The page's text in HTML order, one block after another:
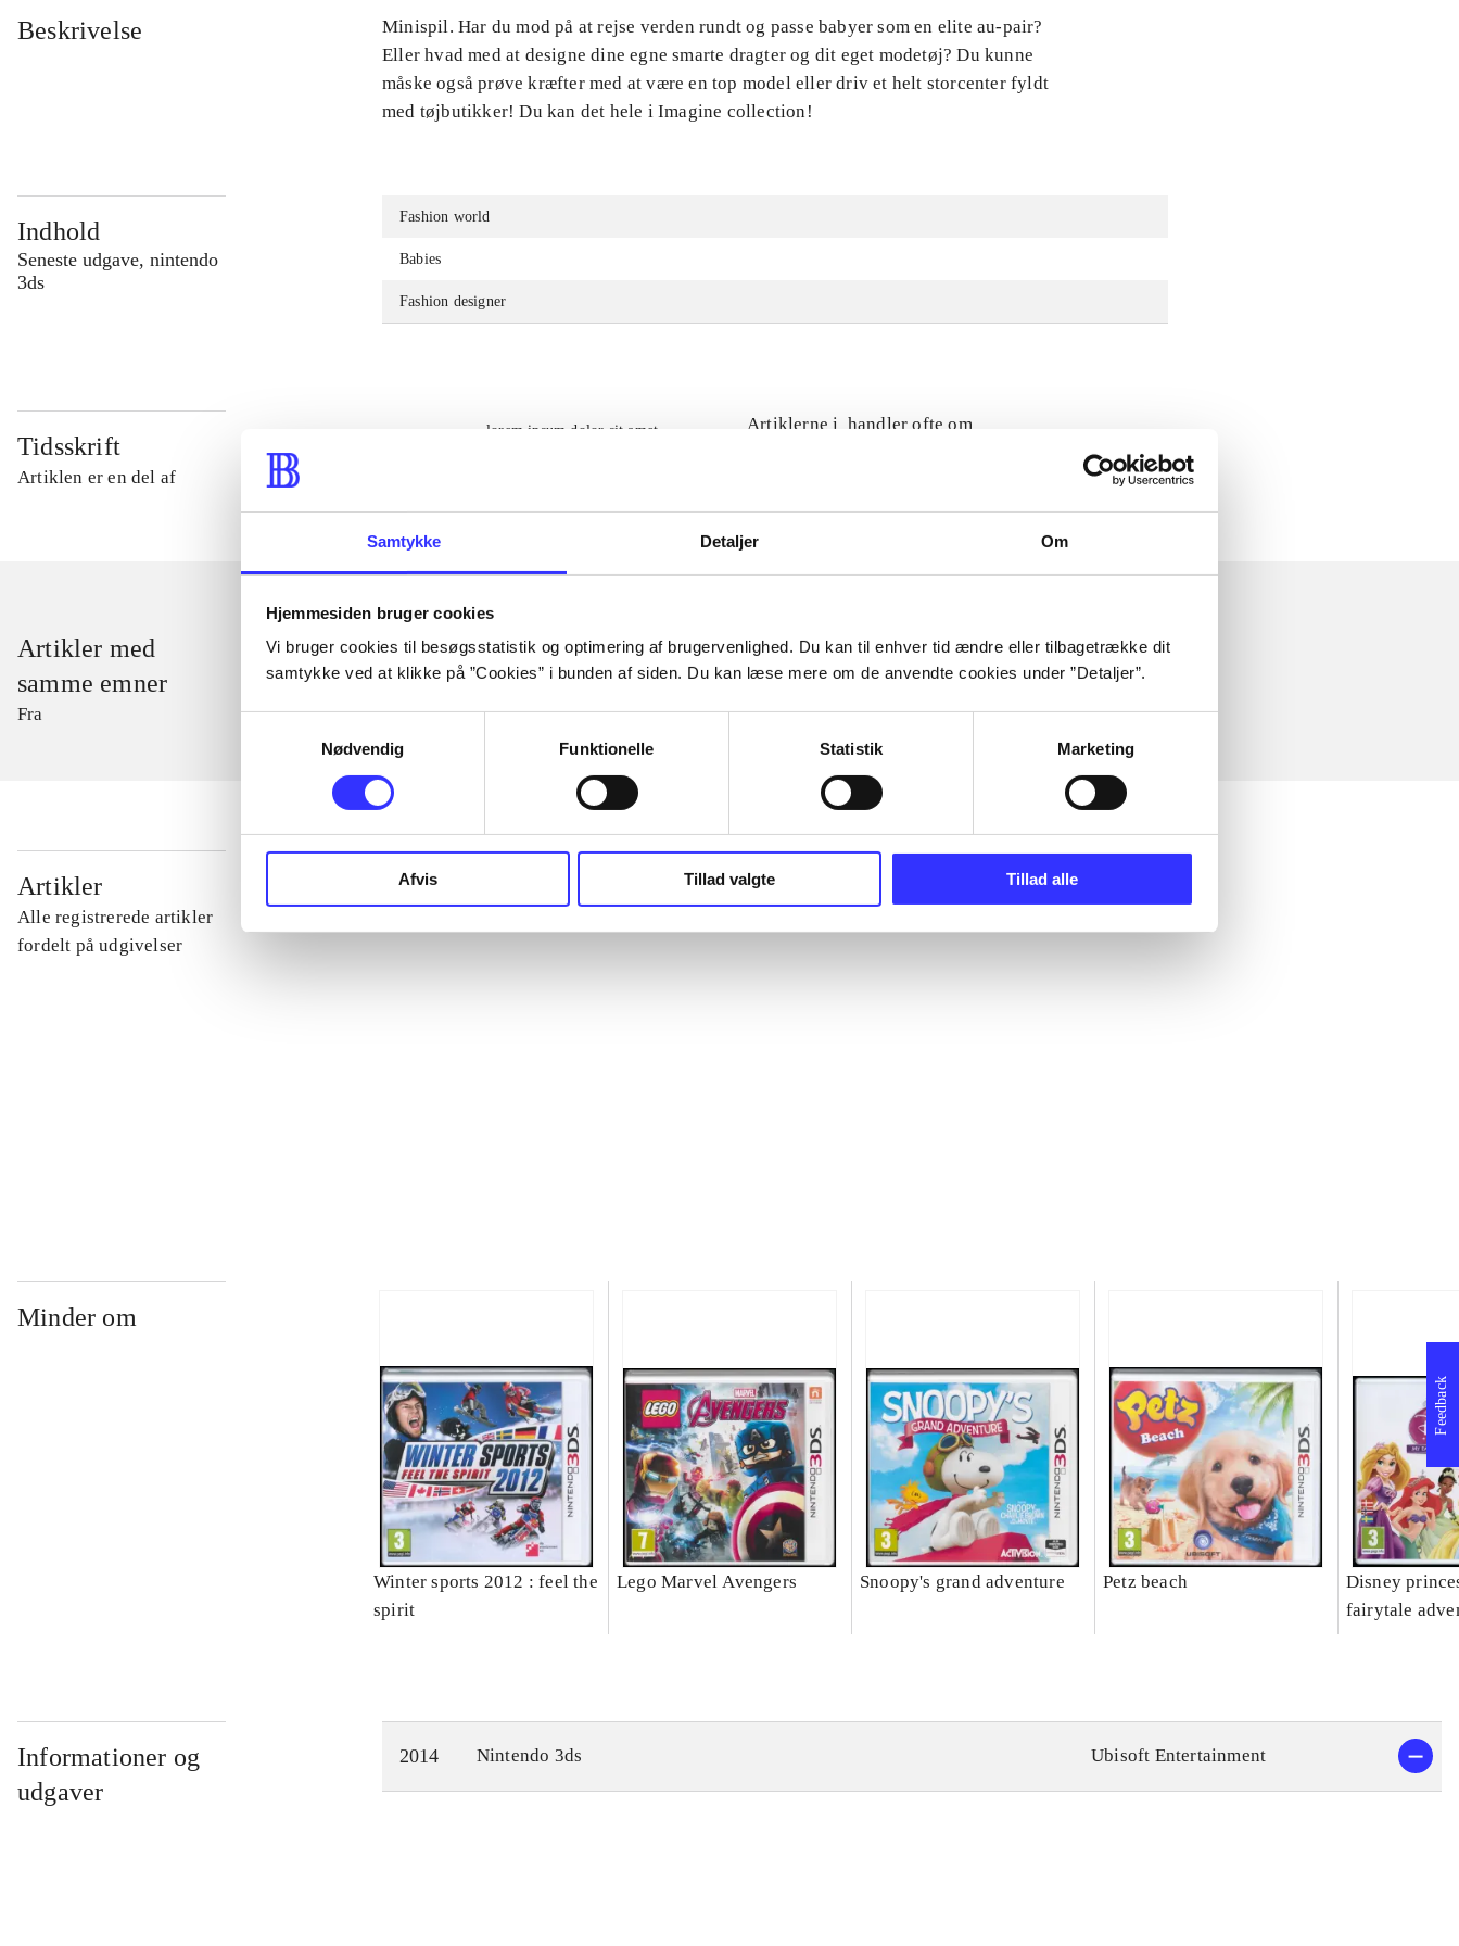
Samtykke Detaljer Om
Hjemmesiden bruger cookies
Vi bruger cookies til besøgsstatistik og optimering af brugervenlighed. Du kan til enhver tid ændre eller tilbagetrække dit
samtykke ved at klikke på ”Cookies” i bunden af siden. Du kan læse mere om de anvendte cookies under ”Detaljer”.
Nødvendig
Funktionelle Statistik Marketing
Afvis Tillad valgte Tillad alle
Beskrivelse
Minispil. Har du mod på at rejse verden rundt og passe babyer som en elite au-pair?
Eller hvad med at designe dine egne smarte dragter og dit eget modetøj? Du kunne
måske også prøve kræfter med at være en top model eller driv et helt storcenter fyldt
med tøjbutikker! Du kan det hele i Imagine collection!
Indhold
Seneste udgave, nintendo
3ds
Fashion world
Babies
Fashion designer
Tidsskrift
Artiklen er en del af
lorem ipsum dolor sit amet ...
Artiklerne i handler ofte om
Artikler med
samme emner
Fra
Artikler
Alle registrerede artikler
fordelt på udgivelser
Minder om
Winter sports 2012 : feel the
spirit
Lego Marvel Avengers Snoopy's grand adventure Petz beach
Disney
fairytale
Informationer og
udgaver
2014 Nintendo 3ds Ubisoft Entertainment
Feedback